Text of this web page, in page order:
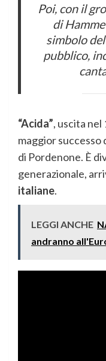
Poi, con il
di
simbolo
pubblico,
“Acida”, uscita nel
maggior
di Pordenone. È
generazionale,
italiane.
LEGGI ANCHE
andranno